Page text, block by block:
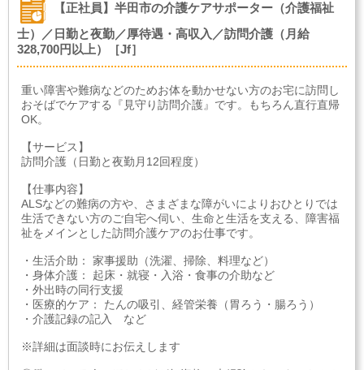
【正社員】半田市の介護ケアサポーター（介護福祉
士）／日勤と夜勤／厚待遇・高収入／訪問介護（月給
328,700円以上）［Jf］
重い障害や難病などのためお体を動かせない方のお宅に訪問し
おそばでケアする『見守り訪問介護』です。もちろん直行直帰
OK。
【サービス】
訪問介護（日勤と夜勤月12回程度）
【仕事内容】
ALSなどの難病の方や、さまざまな障がいによりおひとりでは
生活できない方のご自宅へ伺い、生命と生活を支える、障害福
祉をメインとした訪問介護ケアのお仕事です。
・生活介助： 家事援助（洗濯、掃除、料理など）
・身体介護： 起床・就寝・入浴・食事の介助など
・外出時の同行支援
・医療的ケア： たんの吸引、経管栄養（胃ろう・腸ろう）
・介護記録の記入 など
※詳細は面談時にお伝えします